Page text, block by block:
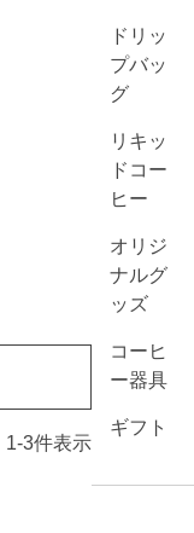
ドリッ
プバッ
グ
リキッ
ドコー
ヒー
オリジ
ナルグ
ッズ
コーヒ
ー器具
ギフト
1-3件表示